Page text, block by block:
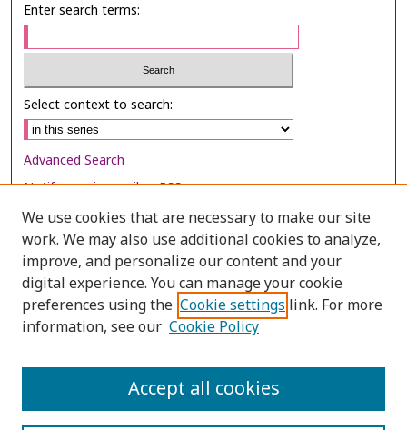
Enter search terms:
Select context to search:
Advanced Search
Notify me via email orRSS
Browse
Collections
Disciplines
Authors
We use cookies that are necessary to make our site
work. We may also use additional cookies to analyze,
improve, and personalize our content and your
digital experience. You can manage your cookie
preferences using the Cookie settings link. For more
information, see our Cookie Policy
Accept all cookies